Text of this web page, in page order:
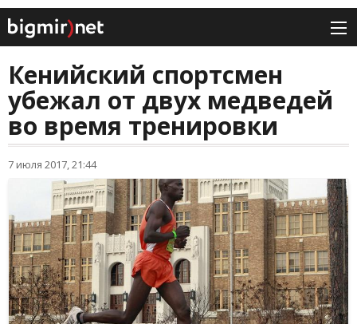
Кенийский спортсмен
убежал от двух медведей
во время тренировки
7 июля 2017, 21:44